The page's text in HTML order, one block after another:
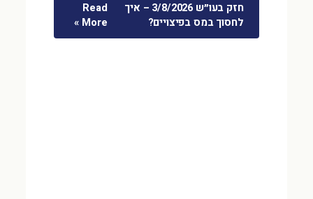
חזק בעו״ש 3/8/2026 – איך
לחסוך במס בפיצויים?
Read
More »